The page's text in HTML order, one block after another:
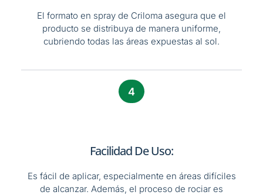
El formato en spray de Criloma asegura que el
producto se distribuya de manera uniforme,
cubriendo todas las áreas expuestas al sol.
4
Facilidad De Uso:
Es fácil de aplicar, especialmente en áreas difíciles
de alcanzar. Además, el proceso de rociar es